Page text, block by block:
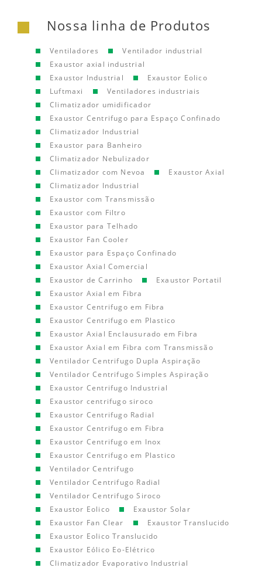
Nossa linha de Produtos
Ventiladores
Ventilador industrial
Exaustor axial industrial
Exaustor Industrial
Exaustor Eolico
Luftmaxi
Ventiladores industriais
Climatizador umidificador
Exaustor Centrifugo para Espaço Confinado
Climatizador Industrial
Exaustor para Banheiro
Climatizador Nebulizador
Climatizador com Nevoa
Exaustor Axial
Climatizador Industrial
Exaustor com Transmissão
Exaustor com Filtro
Exaustor para Telhado
Exaustor Fan Cooler
Exaustor para Espaço Confinado
Exaustor Axial Comercial
Exaustor de Carrinho
Exaustor Portatil
Exaustor Axial em Fibra
Exaustor Centrifugo em Fibra
Exaustor Centrifugo em Plastico
Exaustor Axial Enclausurado em Fibra
Exaustor Axial em Fibra com Transmissão
Ventilador Centrifugo Dupla Aspiração
Ventilador Centrifugo Simples Aspiração
Exaustor Centrifugo Industrial
Exaustor centrifugo siroco
Exaustor Centrifugo Radial
Exaustor Centrifugo em Fibra
Exaustor Centrifugo em Inox
Exaustor Centrifugo em Plastico
Ventilador Centrifugo
Ventilador Centrifugo Radial
Ventilador Centrifugo Siroco
Exaustor Eolico
Exaustor Solar
Exaustor Fan Clear
Exaustor Translucido
Exaustor Eolico Translucido
Exaustor Eólico Eo-Elétrico
Climatizador Evaporativo Industrial